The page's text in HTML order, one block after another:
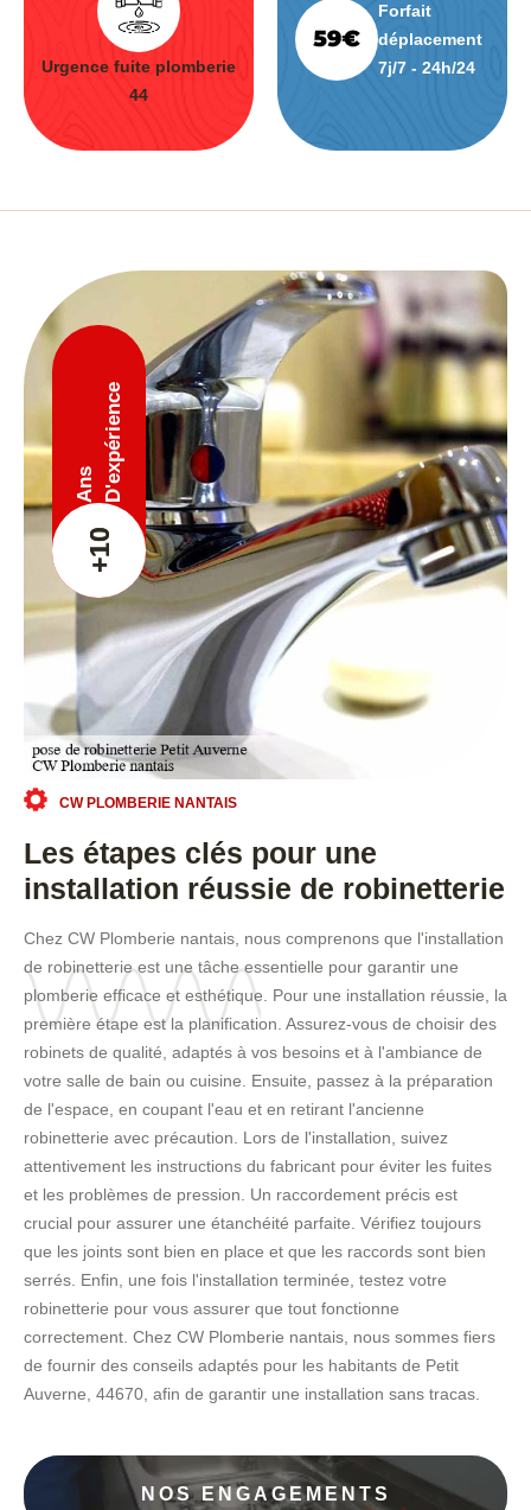
Urgence fuite plomberie
44
Forfait
déplacement
7j/7 - 24h/24
+10
Ans D'expérience
CW PLOMBERIE NANTAIS
Les étapes clés pour une
installation réussie de robinetterie
Chez CW Plomberie nantais, nous comprenons que l'installation
de robinetterie est une tâche essentielle pour garantir une
plomberie efficace et esthétique. Pour une installation réussie, la
première étape est la planification. Assurez-vous de choisir des
robinets de qualité, adaptés à vos besoins et à l'ambiance de
votre salle de bain ou cuisine. Ensuite, passez à la préparation
de l'espace, en coupant l'eau et en retirant l'ancienne
robinetterie avec précaution. Lors de l'installation, suivez
attentivement les instructions du fabricant pour éviter les fuites
et les problèmes de pression. Un raccordement précis est
crucial pour assurer une étanchéité parfaite. Vérifiez toujours
que les joints sont bien en place et que les raccords sont bien
serrés. Enfin, une fois l'installation terminée, testez votre
robinetterie pour vous assurer que tout fonctionne
correctement. Chez CW Plomberie nantais, nous sommes fiers
de fournir des conseils adaptés pour les habitants de Petit
Auverne, 44670, afin de garantir une installation sans tracas.
NOS ENGAGEMENTS